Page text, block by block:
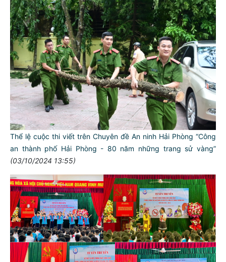
Thể lệ cuộc thi viết trên Chuyên đề An ninh Hải Phòng “Công
an thành phố Hải Phòng - 80 năm những trang sử vàng”
(03/10/2024 13:55)